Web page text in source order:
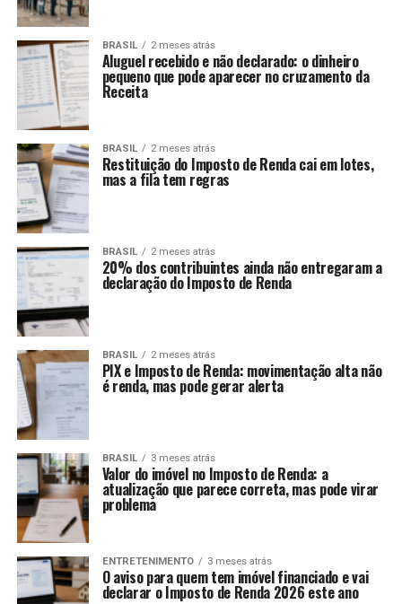
BRASIL 2 meses atrás
Aluguel recebido e não declarado: o dinheiro
pequeno que pode aparecer no cruzamento da
Receita
BRASIL 2 meses atrás
Restituição do Imposto de Renda cai em lotes,
mas a fila tem regras
BRASIL 2 meses atrás
20% dos contribuintes ainda não entregaram a
declaração do Imposto de Renda
BRASIL 2 meses atrás
PIX e Imposto de Renda: movimentação alta não
é renda, mas pode gerar alerta
BRASIL 3 meses atrás
Valor do imóvel no Imposto de Renda: a
atualização que parece correta, mas pode virar
problema
ENTRETENIMENTO 3 meses atrás
O aviso para quem tem imóvel financiado e vai
declarar o Imposto de Renda 2026 este ano